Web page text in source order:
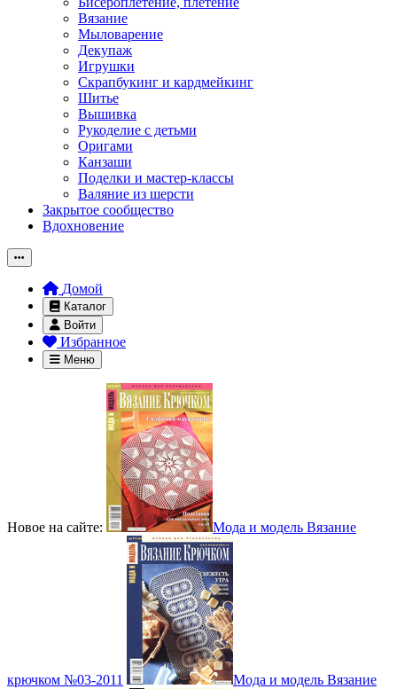
Вязание
Мыловарение
Декупаж
Игрушки
Скрапбукинг и кардмейкинг
Шитье
Вышивка
Рукоделие с детьми
Оригами
Канзаши
Поделки и мастер-классы
Валяние из шерсти
Закрытое сообщество
Вдохновение
Домой
Каталог
Войти
Избранное
Меню
Новое на сайте: Мода и модель Вязание
крючком №03-2011 Мода и модель Вязание